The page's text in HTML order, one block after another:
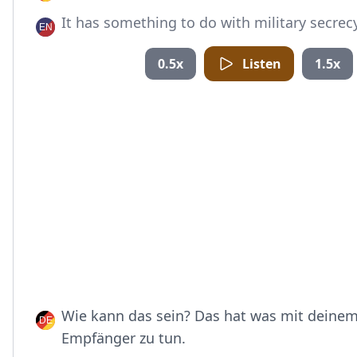
It has something to do with military
0.5x Listen 1.5x
Wie kann das sein? Das hat was mit
Empfänger zu tun.